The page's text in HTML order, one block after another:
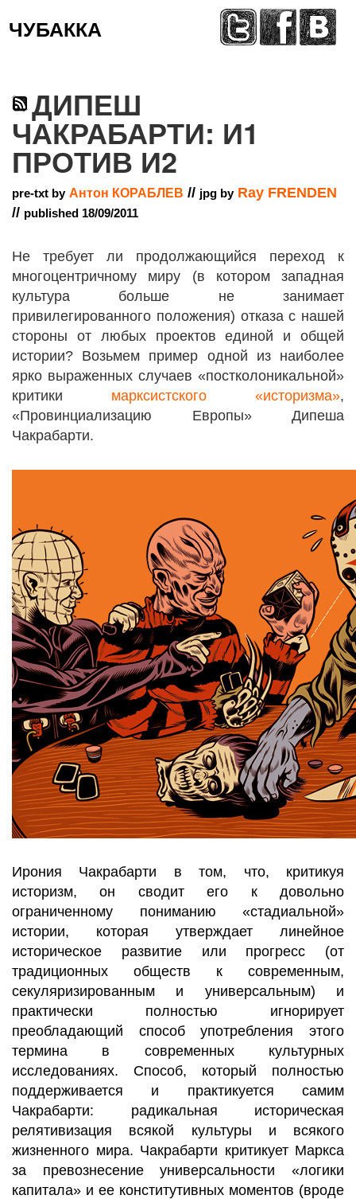
ЧУБАККА Меню
ДИПЕШ
ЧАКРАБАРТИ: И1
ПРОТИВ И2
pre-txt by Антон КОРАБЛЕВ // jpg by Ray FRENDEN
// published 18/09/2011
Не требует ли продолжающийся переход к
многоцентричному миру (в котором западная
культура больше не занимает
привилегированного положения) отказа с нашей
стороны от любых проектов единой и общей
истории? Возьмем пример одной из наиболее
ярко выраженных случаев «постколоникальной»
критики марксистского «историзма»,
«Провинциализацию Европы» Дипеша
Чакрабарти.
Ирония Чакрабарти в том, что, критикуя
историзм, он сводит его к довольно
ограниченному пониманию «стадиальной»
истории, которая утверждает линейное
историческое развитие или прогресс (от
традиционных обществ к современным,
секуляризированным и универсальным) и
практически полностью игнорирует
преобладающий способ употребления этого
термина в современных культурных
исследованиях. Способ, который полностью
поддерживается и практикуется самим
Чакрабарти: радикальная историческая
релятивизация всякой культуры и всякого
жизненного мира. Чакрабарти критикует Маркса
за превознесение универсальности «логики
капитала» и ее конститутивных моментов (вроде